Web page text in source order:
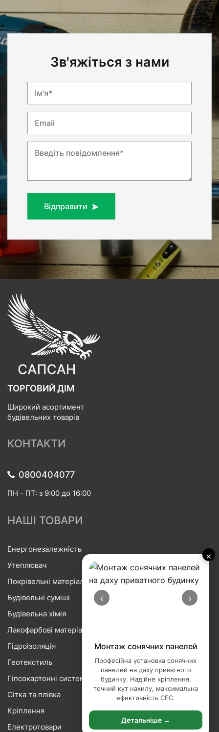
×
‹ ›
Монтаж сонячних панелей
Професійна установка сонячних
панелей на даху приватного
будинку. Надійне кріплення,
точний кут нахилу, максимальна
ефективність СЕС.
Детальніше →
Зв'яжіться з нами
Ім'я*
Email
Введіть повідомлення*
Відправити
ТОРГОВИЙ ДІМ
Широкий асортимент
будівельних товарів
КОНТАКТИ
0800404077
ПН - ПТ: з 9:00 до 16:00
НАШІ ТОВАРИ
Енергонезалежність
Утеплювач
Покрівельні матеріали
Будівельні суміші
Будівельна хімія
Лакофарбові матеріали
Гідроізоляція
Геотекстиль
Гіпсокартонні системи
Сітка та плівка
Кріплення
Електротовари